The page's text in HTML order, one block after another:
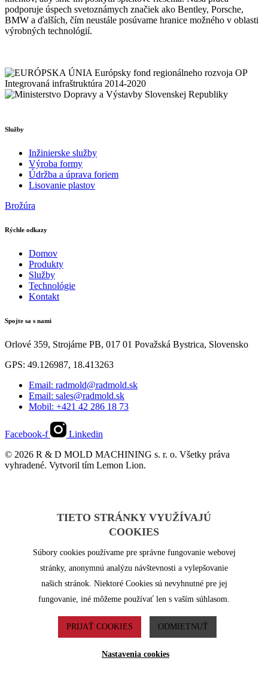
podporuje úspech svetoznámych značiek ako Bentley, Porsche,
BMW a ďalších, čím neustále posúvame hranice možného v oblasti
výrobných technológií.
Služby
Inžinierske služby
Výroba formy
Údržba a úprava foriem
Lisovanie plastov
Brožúra
Rýchle odkazy
Domov
Produkty
Služby
Technológie
Kontakt
Spojte sa s nami
Orlové 359, Strojárne PB, 017 01 Považská Bystrica, Slovensko
GPS: 49.126987, 18.413263
Email: radmold@radmold.sk
Email: sales@radmold.sk
Mobil: +421 42 286 18 73
Facebook-f
Linkedin
© 2026 R & D MOLD MACHINING s. r. o. Všetky práva
vyhradené. Vytvoril tím Lemon Lion.
TIETO STRÁNKY VYUŽÍVAJÚ
COOKIES
Súbory cookies používame pre správne fungovanie webovej
stránky, anonymnú analýzu návštevnosti a vylepšovanie
našich stránok. Niektoré Cookies sú nevyhnutné pre jej
fungovanie, iné môžeme používať len s vaším súhlasom.
PRIJAŤ COOKIES ODMIETNUŤ
Nastavenia cookies